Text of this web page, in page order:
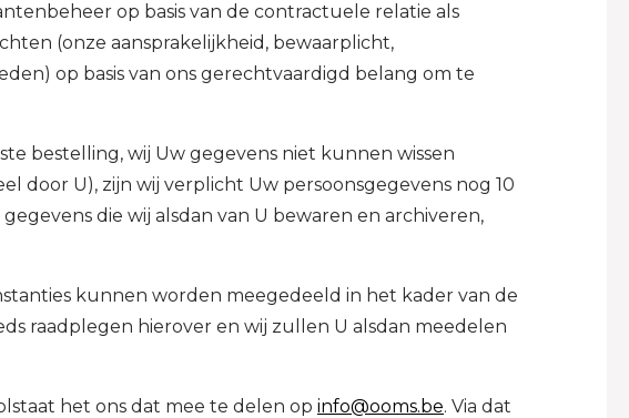
op basis van de contractuele relatie als
(onze aansprakelijkheid, bewaarplicht,
op basis van ons gerechtvaardigd belang om te
bestelling, wij Uw gegevens niet kunnen wissen
door U), zijn wij verplicht Uw persoonsgegevens nog 10
die wij alsdan van U bewaren en archiveren,
kunnen worden meegedeeld in het kader van de
raadplegen hierover en wij zullen U alsdan meedelen
het ons dat mee te delen op info@ooms.be. Via dat